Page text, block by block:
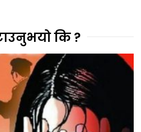
कि ?